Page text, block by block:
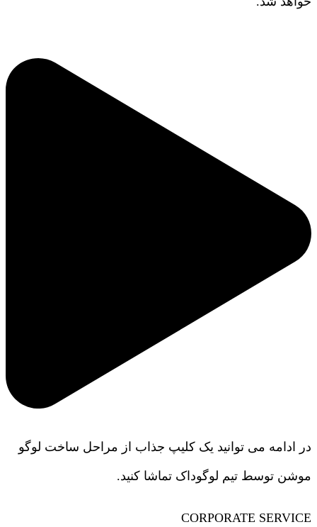
در ادامه می توانید یک کلیپ جذاب از مراحل ساخت لوگو
موشن توسط تیم لوگوداک تماشا کنید.
CORPORATE SERVICE